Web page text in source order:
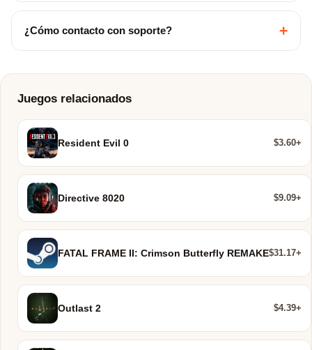
¿Cómo contacto con soporte? +
Juegos relacionados
Resident Evil 0 $3.60+
Directive 8020 $9.09+
FATAL FRAME II: Crimson Butterfly REMAKE$31.17+
Outlast 2 $4.39+